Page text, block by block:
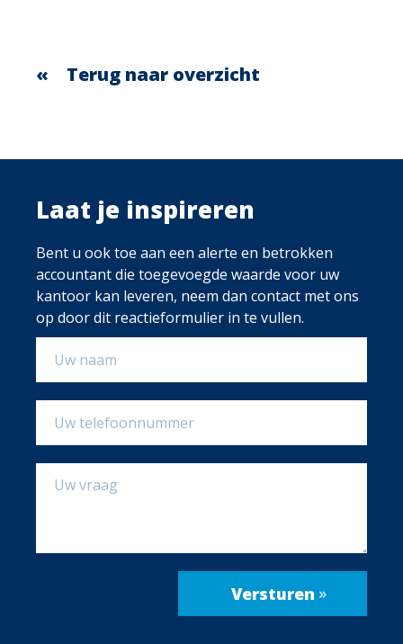
Terug naar overzicht
Laat je inspireren
Bent u ook toe aan een alerte en betrokken
accountant die toegevoegde waarde voor uw
kantoor kan leveren, neem dan contact met ons
op door dit reactieformulier in te vullen.